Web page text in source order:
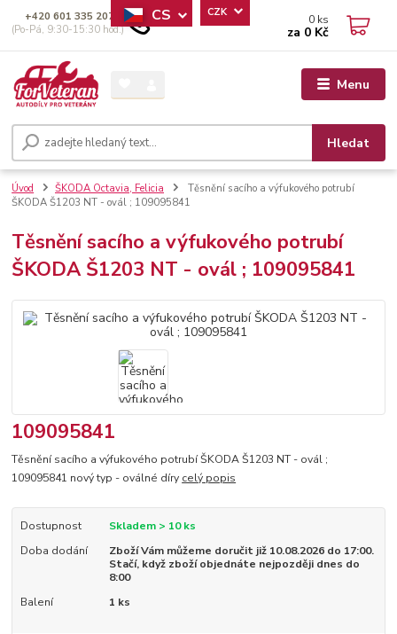
Menu
CS CZK
Hledat
+420 601 335 207
(Po-Pá, 9:30-15:30 hod.)
0 ks
za 0 Kč
Úvod ŠKODA Octavia, Felicia
Těsnění sacího a výfukového potrubí
ŠKODA Š1203 NT - ovál ; 109095841
Těsnění sacího a výfukového potrubí
ŠKODA Š1203 NT - ovál ; 109095841
109095841
Těsnění sacího a výfukového potrubí ŠKODA Š1203 NT - ovál ;
109095841 nový typ - oválné díry celý popis
Dostupnost
Skladem > 10 ks
Doba dodání
Zboží Vám můžeme doručit již 10.08.2026 do 17:00.
Stačí, když zboží objednáte nejpozději dnes do
8:00
Balení
1 ks